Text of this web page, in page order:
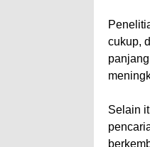
cukup,
Selain